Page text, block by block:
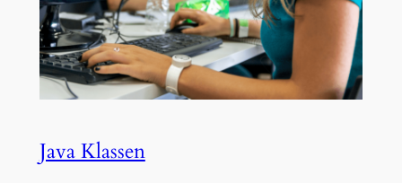
Java Klassen